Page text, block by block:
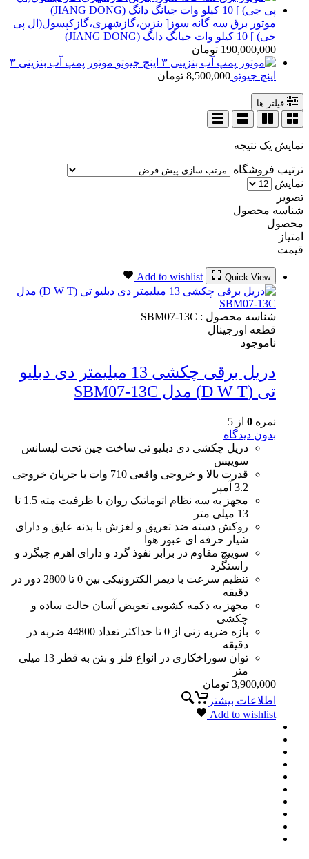
موتور برق سه گانه سوز[ بنزین،گازشهری،گازکپسول(ال پی
جی) ] 10 کیلو وات جیانگ دانگ (JIANG DONG)
190,000,000 تومان
موتور پمپ آب بنزینی ۳
اینچ جیوتو 8,500,000 تومان
فیلتر ها
نمایش یک نتیجه
ترتیب فروشگاه
نمایش
تصویر
شناسه محصول
محصول
امتیاز
قیمت
Quick View
Add to wishlist
شناسه محصول : SBM07-13C
قطعه اورجینال
ناموجود
دریل برقی چکشی 13 میلیمتر دی دبلیو
تی (D W T) مدل SBM07-13C
نمره 0 از 5
بدون دیدگاه
دریل چکشی دی دبلیو تی ساخت چین تحت لیسانس
سوییس
قدرت بالا و خروجی واقعی 710 وات با جریان خروجی
3.2 آمپر
مجهز به سه نظام اتوماتیک روان با ظرفیت مته 1.5 تا
13 میلی متر
روکش دسته ضد تعریق و لغزش با بدنه عایق و دارای
شیار حرفه ای عبور هوا
سوییچ مقاوم در برابر نفوذ گرد و دارای اهرم چپگرد و
راستگرد
تنظیم سرعت با دیمر الکترونیکی بین 0 تا 2800 دور در
دقیقه
مجهز به دکمه کشویی تعویض آسان حالت ساده و
چکشی
بازه ضربه زنی از 0 تا حداکثر تعداد 44800 ضربه در
دقیقه
توان سوراخکاری در انواع فلز و بتن به قطر 13 میلی
متر
3,900,000 تومان
اطلاعات بیشتر
Add to wishlist